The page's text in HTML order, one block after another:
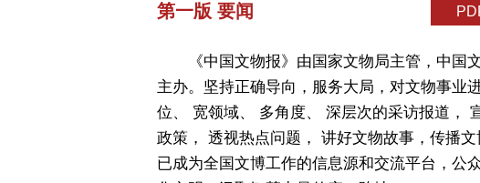
第一版 要闻
《中国文物报》由国家文物局主管，中国
主办。坚持正确导向，服务大局，对文物事业
位、 宽领域、 多角度、 深层次的采访报道，
政策， 透视热点问题， 讲好文物故事，传播文
已成为全国文博工作的信息源和交流平台，公